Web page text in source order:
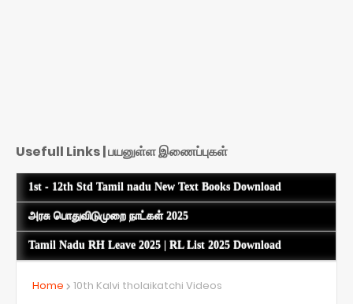
Usefull Links | பயனுள்ள இணைப்புகள்
1st - 12th Std Tamil nadu New Text Books Download
அரசு பொதுவிடுமுறை நாட்கள் 2025
Tamil Nadu RH Leave 2025 | RL List 2025 Download
Home 10th Kalvi tholaikatchi Videos